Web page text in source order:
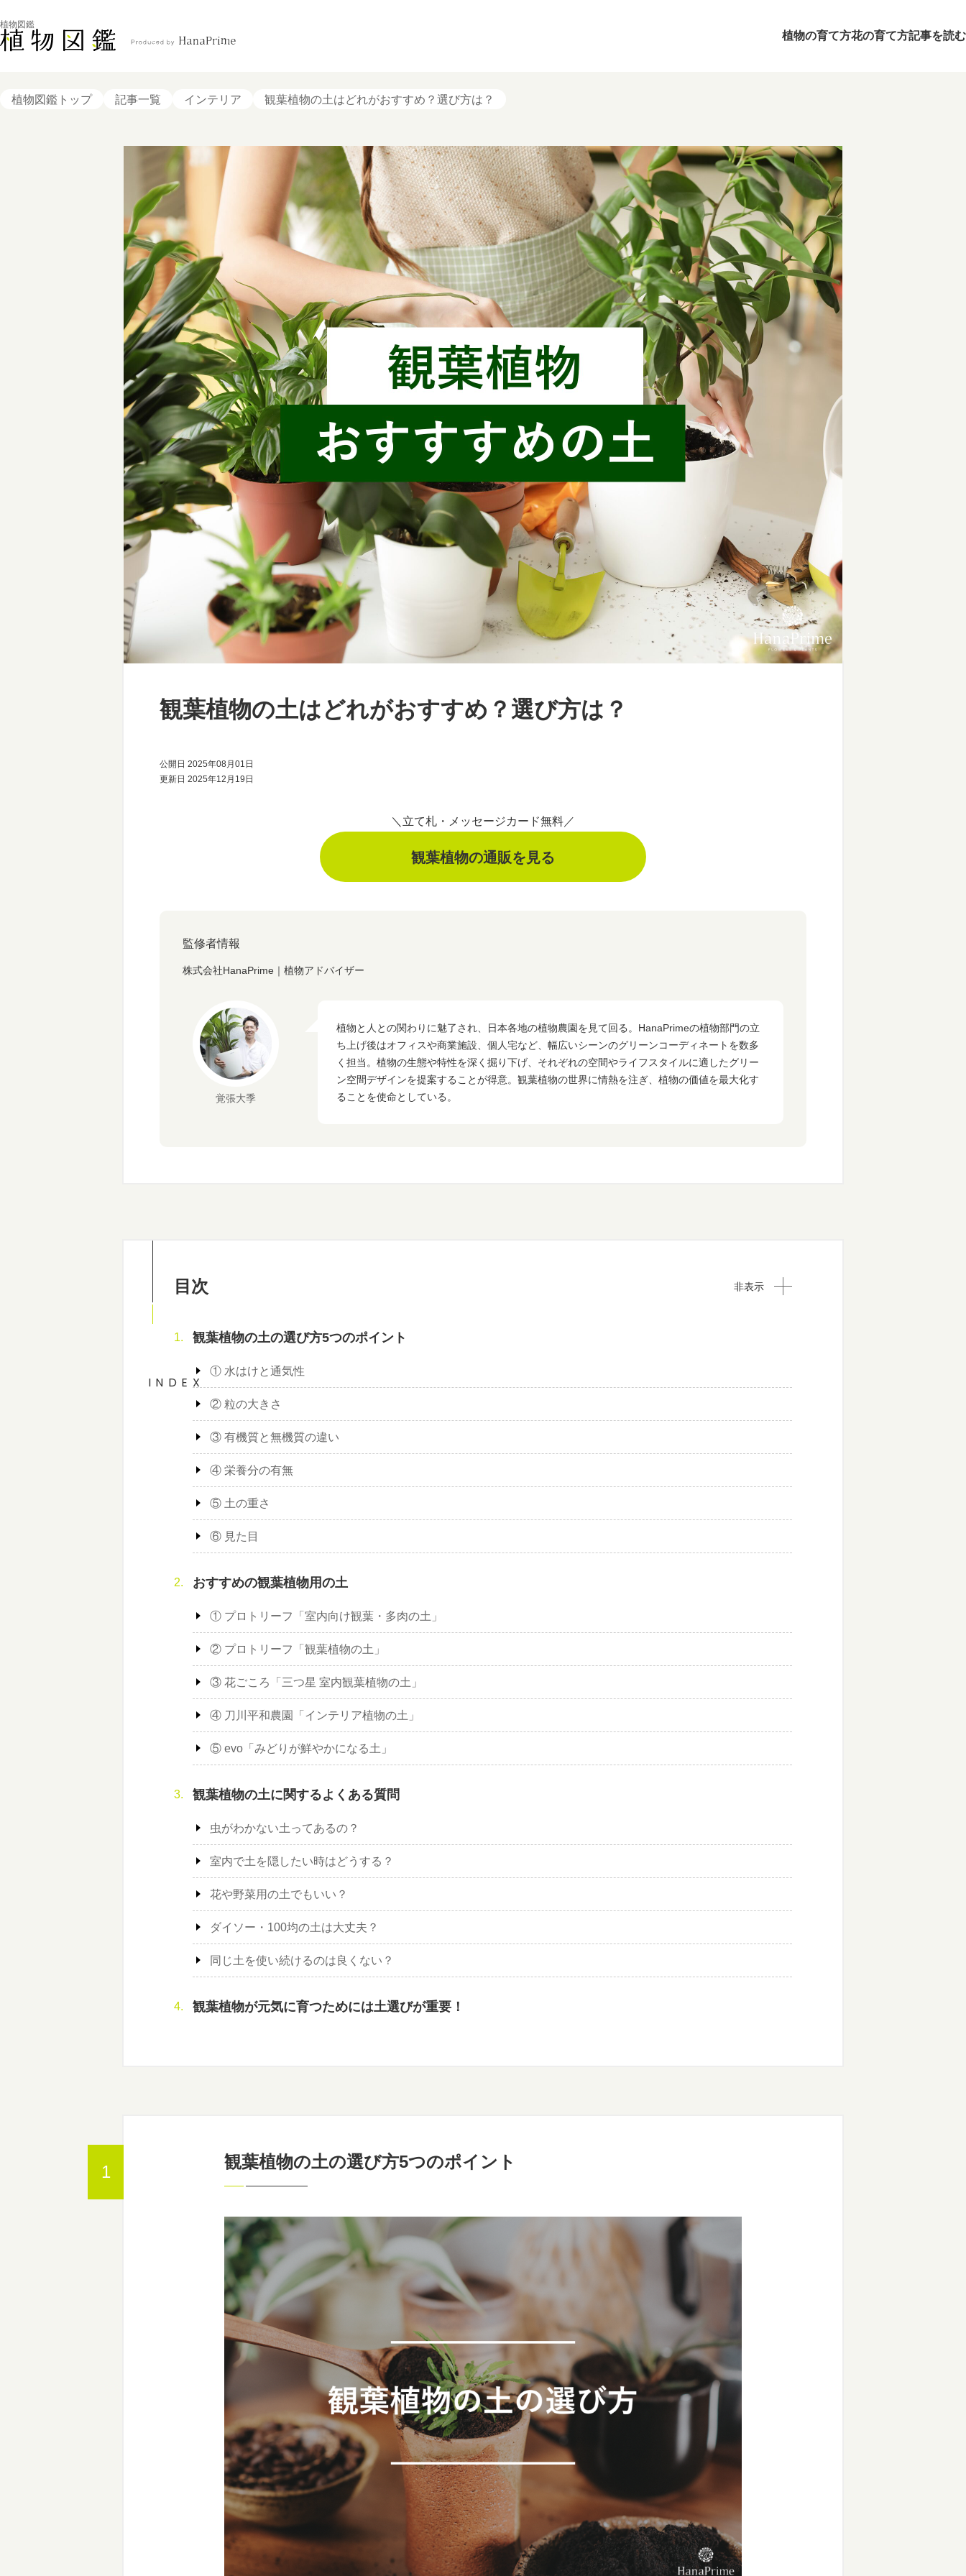
植物図鑑
植物の育て方花の育て方記事を読む
植物図鑑トップ 記事一覧 インテリア 観葉植物の土はどれがおすすめ？選び方は？
観葉植物の土はどれがおすすめ？選び方は？
公開日 2025年08月01日
更新日 2025年12月19日
＼立て札・メッセージカード無料／
観葉植物の通販を見る
監修者情報
株式会社HanaPrime｜植物アドバイザー
覚張大季
植物と人との関わりに魅了され、日本各地の植物農園を見て回る。HanaPrimeの植物部門の立
ち上げ後はオフィスや商業施設、個人宅など、幅広いシーンのグリーンコーディネートを数多
く担当。植物の生態や特性を深く掘り下げ、それぞれの空間やライフスタイルに適したグリー
ン空間デザインを提案することが得意。観葉植物の世界に情熱を注ぎ、植物の価値を最大化す
ることを使命としている。
INDEX
目次 非表示
観葉植物の土の選び方5つのポイント
① 水はけと通気性
② 粒の大きさ
③ 有機質と無機質の違い
④ 栄養分の有無
⑤ 土の重さ
⑥ 見た目
おすすめの観葉植物用の土
① プロトリーフ「室内向け観葉・多肉の土」
② プロトリーフ「観葉植物の土」
③ 花ごころ「三つ星 室内観葉植物の土」
④ 刀川平和農園「インテリア植物の土」
⑤ evo「みどりが鮮やかになる土」
観葉植物の土に関するよくある質問
虫がわかない土ってあるの？
室内で土を隠したい時はどうする？
花や野菜用の土でもいい？
ダイソー・100均の土は大丈夫？
同じ土を使い続けるのは良くない？
観葉植物が元気に育つためには土選びが重要！
観葉植物の土の選び方5つのポイント